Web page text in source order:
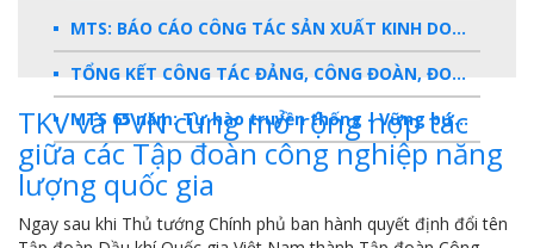
MTS: BÁO CÁO CÔNG TÁC SẢN XUẤT KINH DOANH 2025
TỔNG KẾT CÔNG TÁC ĐẢNG, CÔNG ĐOÀN, ĐOÀN THANH NIÊN 2025
MTS 65 năm: Tự hào truyền thống - Vững bước Tương lai
Dấu ấn MTS 2024
TKV và PVN cùng mở rộng hợp tác
giữa các Tập đoàn công nghiệp năng
lượng quốc gia
Ngay sau khi Thủ tướng Chính phủ ban hành quyết định đổi tên